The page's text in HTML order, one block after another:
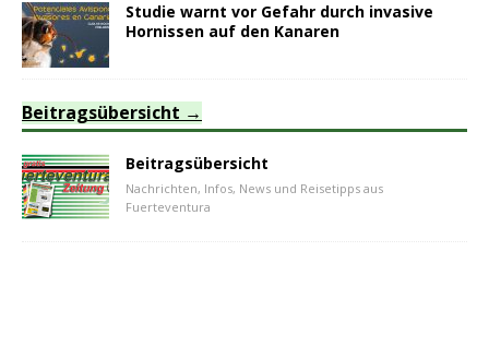
Studie warnt vor Gefahr durch invasive
Hornissen auf den Kanaren
Beitragsübersicht
Beitragsübersicht
Nachrichten, Infos, News und Reisetipps aus
Fuerteventura